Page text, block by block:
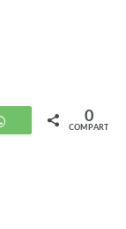
WhatsApp 0
COMPARTIR